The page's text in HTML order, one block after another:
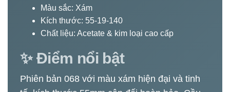
Màu sắc: Xám
Kích thước: 55-19-140
Chất liệu: Acetate & kim loại cao cấp
✨ Điểm nổi bật
Phiên bản 068 với màu xám hiện đại và tinh